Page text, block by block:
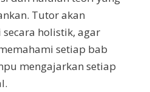
Tutor akan
holistik, agar
setiap bab
mengajarkan setiap